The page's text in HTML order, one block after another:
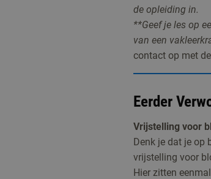
de opleiding in.
**Geef je les op
van een
contact op met
Eerder
Vrijstelling voor
Denk je dat je op
vrijstelling voor
Hier zitten